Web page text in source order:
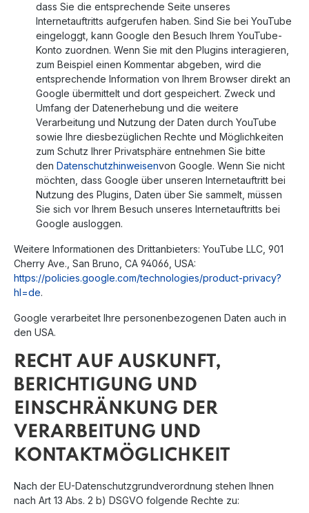
dass Sie die entsprechende Seite unseres
Internetauftritts aufgerufen haben. Sind Sie bei YouTube
eingeloggt, kann Google den Besuch Ihrem YouTube-
Konto zuordnen. Wenn Sie mit den Plugins interagieren,
zum Beispiel einen Kommentar abgeben, wird die
entsprechende Information von Ihrem Browser direkt an
Google übermittelt und dort gespeichert. Zweck und
Umfang der Datenerhebung und die weitere
Verarbeitung und Nutzung der Daten durch YouTube
sowie Ihre diesbezüglichen Rechte und Möglichkeiten
zum Schutz Ihrer Privatsphäre entnehmen Sie bitte
den Datenschutzhinweisenvon Google. Wenn Sie nicht
möchten, dass Google über unseren Internetauftritt bei
Nutzung des Plugins, Daten über Sie sammelt, müssen
Sie sich vor Ihrem Besuch unseres Internetauftritts bei
Google ausloggen.
Weitere Informationen des Drittanbieters: YouTube LLC, 901
Cherry Ave., San Bruno, CA 94066, USA:
https://policies.google.com/technologies/product-privacy?
hl=de.
Google verarbeitet Ihre personenbezogenen Daten auch in
den USA.
RECHT AUF AUSKUNFT,
BERICHTIGUNG UND
EINSCHRÄNKUNG DER
VERARBEITUNG UND
KONTAKTMÖGLICHKEIT
Nach der EU-Datenschutzgrundverordnung stehen Ihnen
nach Art 13 Abs. 2 b) DSGVO folgende Rechte zu: